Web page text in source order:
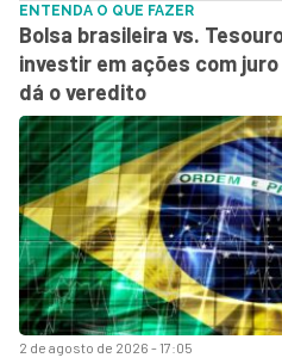
2 de agosto de 2026 - 17:05
ENTENDA O QUE FAZER
Bolsa brasileira vs.
investir em ações com
dá o veredito